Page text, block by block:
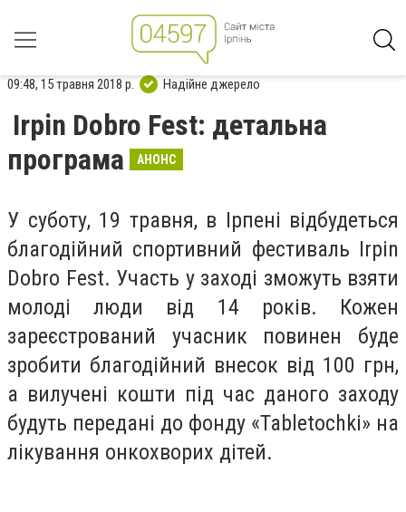
09:48, 15 травня 2018 р. Надійне джерело
Irpin Dobro Fest: детальна
програма
АНОНС
У суботу, 19 травня, в Ірпені відбудеться
благодійний спортивний фестиваль Irpin
Dobro Fest. Участь у заході зможуть взяти
молоді люди від 14 років. Кожен
зареєстрований учасник повинен буде
зробити благодійний внесок від 100 грн,
а вилучені кошти під час даного заходу
будуть передані до фонду «Tabletochki» на
лікування онкохворих дітей.